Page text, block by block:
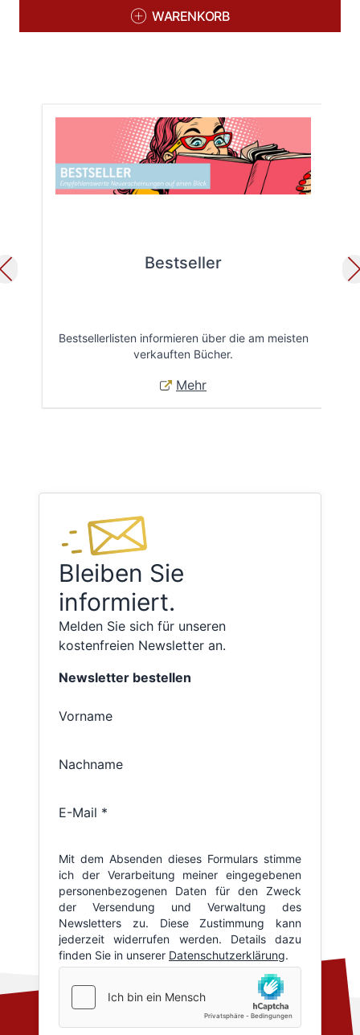
WARENKORB
Bestseller
Bestsellerlisten informieren über die am meisten
verkauften Bücher.
Mehr
Bleiben Sie
informiert.
Melden Sie sich für unseren
kostenfreien Newsletter an.